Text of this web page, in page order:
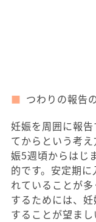
つわりの報告
妊娠を周囲に報
てからという考
娠5週頃からはじ
的です。安定期
れていることが
するためには、
することが望まし